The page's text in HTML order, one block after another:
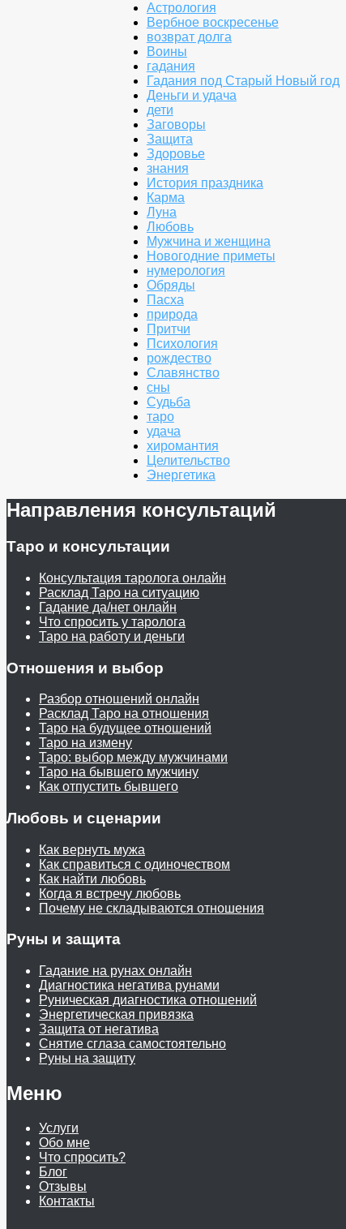
Астрология
Вербное воскресенье
возврат долга
Воины
гадания
Гадания под Старый Новый год
Деньги и удача
дети
Заговоры
Защита
Здоровье
знания
История праздника
Карма
Луна
Любовь
Мужчина и женщина
Новогодние приметы
нумерология
Обряды
Пасха
природа
Притчи
Психология
рождество
Славянство
сны
Судьба
таро
удача
хиромантия
Целительство
Энергетика
Направления консультаций
Таро и консультации
Консультация таролога онлайн
Расклад Таро на ситуацию
Гадание да/нет онлайн
Что спросить у таролога
Таро на работу и деньги
Отношения и выбор
Разбор отношений онлайн
Расклад Таро на отношения
Таро на будущее отношений
Таро на измену
Таро: выбор между мужчинами
Таро на бывшего мужчину
Как отпустить бывшего
Любовь и сценарии
Как вернуть мужа
Как справиться с одиночеством
Как найти любовь
Когда я встречу любовь
Почему не складываются отношения
Руны и защита
Гадание на рунах онлайн
Диагностика негатива рунами
Руническая диагностика отношений
Энергетическая привязка
Защита от негатива
Снятие сглаза самостоятельно
Руны на защиту
Меню
Услуги
Обо мне
Что спросить?
Блог
Отзывы
Контакты